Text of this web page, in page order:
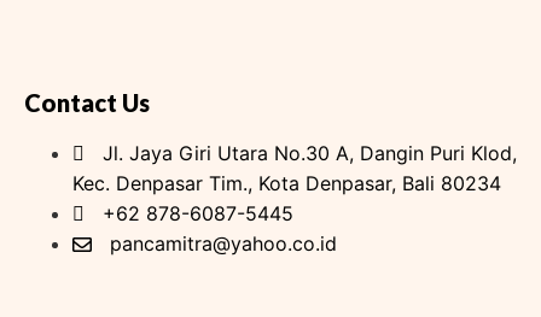
Contact Us
Jl. Jaya Giri Utara No.30 A, Dangin Puri Klod,
Kec. Denpasar Tim., Kota Denpasar, Bali 80234
+62 878-6087-5445
pancamitra@yahoo.co.id